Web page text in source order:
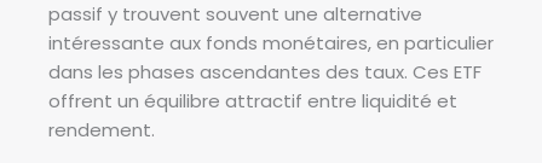
passif y trouvent souvent une alternative
intéressante aux fonds monétaires, en particulier
dans les phases ascendantes des taux. Ces ETF
offrent un équilibre attractif entre liquidité et
rendement.